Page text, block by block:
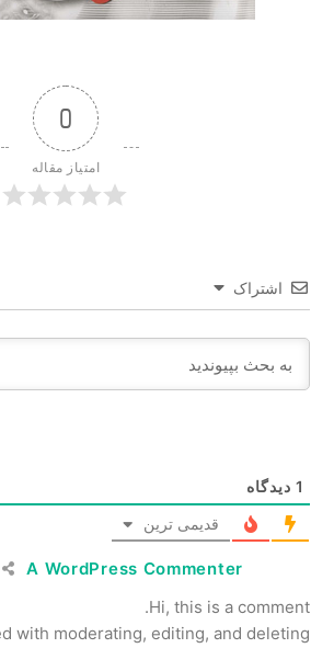
0
امتیاز مقاله
اشتراک
1 دیدگاه
قدیمی ترین
A WordPress Commenter
Hi, this is a comment.
with moderating, editing, and deleting